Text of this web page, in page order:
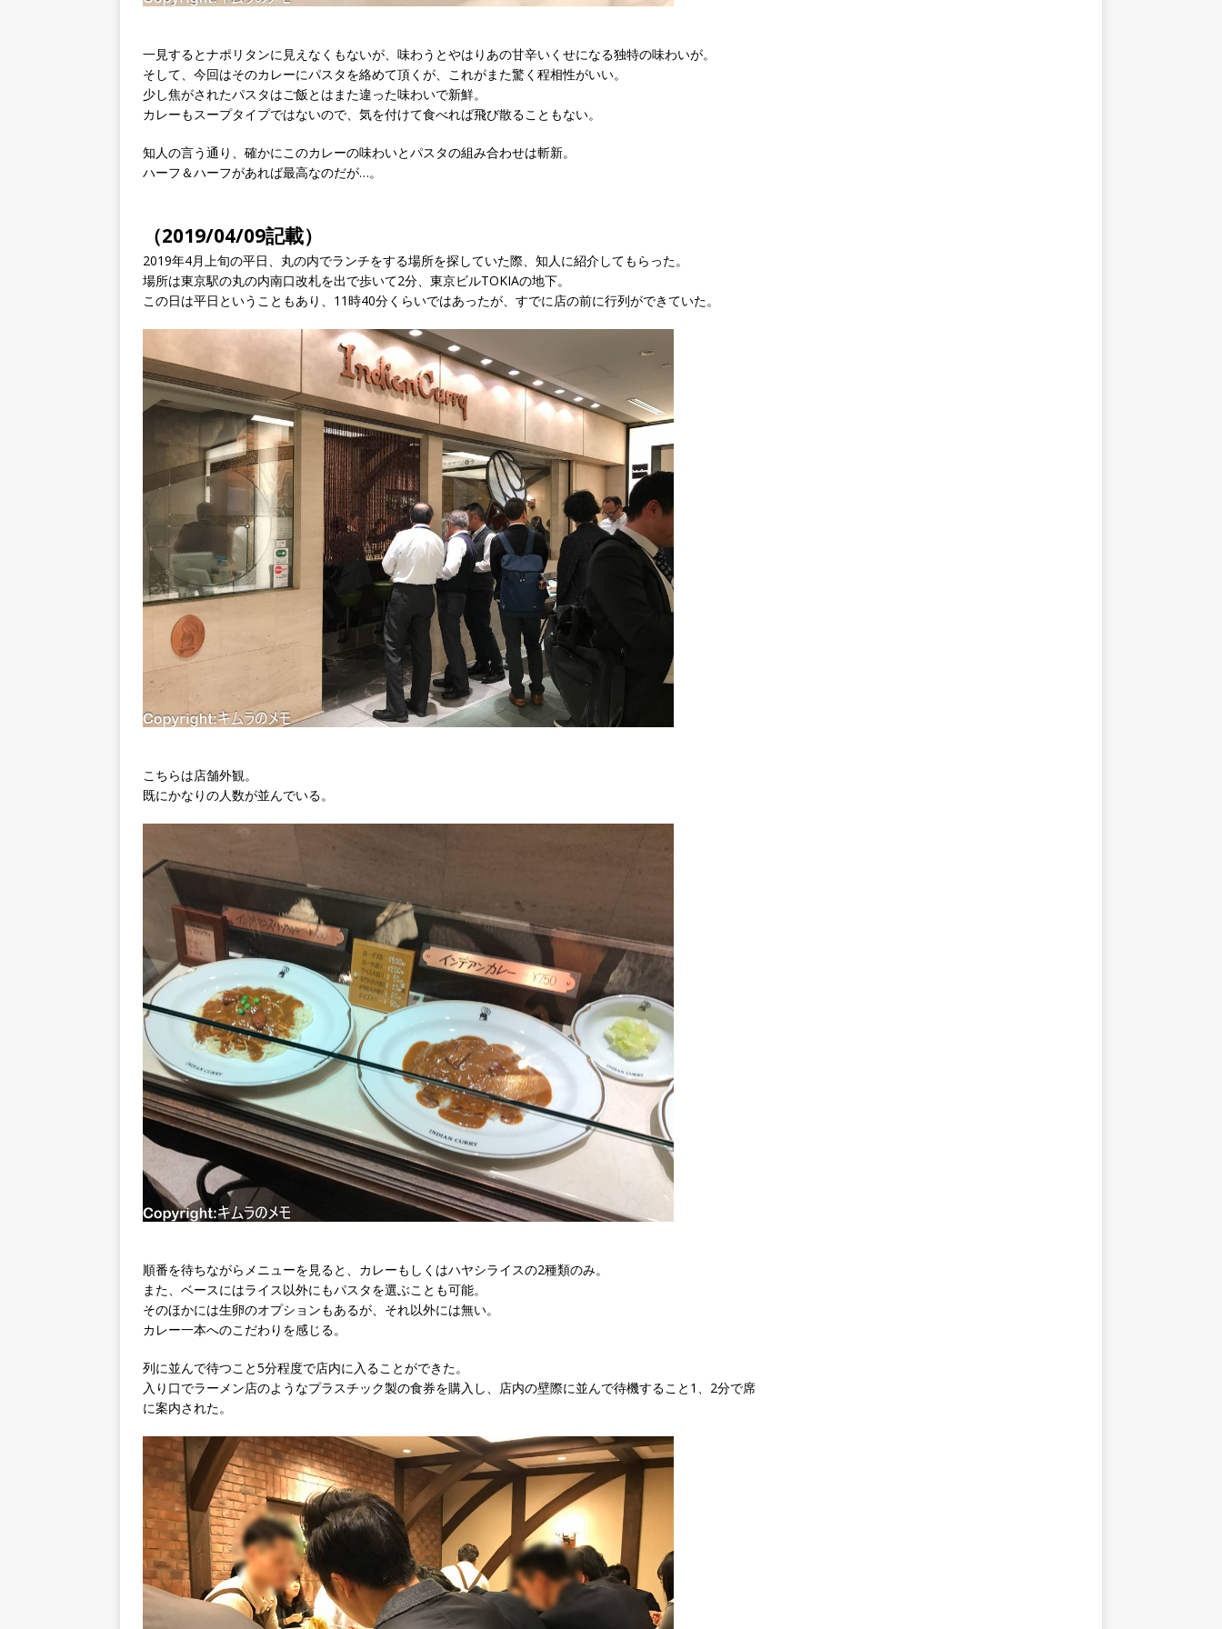
一見するとナポリタンに見えなくもないが、味わうとやはりあの甘辛いくせになる独特の味わいが。
そして、今回はそのカレーにパスタを絡めて頂くが、これがまた驚く程相性がいい。
少し焦がされたパスタはご飯とはまた違った味わいで新鮮。
カレーもスープタイプではないので、気を付けて食べれば飛び散ることもない。
知人の言う通り、確かにこのカレーの味わいとパスタの組み合わせは斬新。
ハーフ＆ハーフがあれば最高なのだが…。
（2019/04/09記載）
2019年4月上旬の平日、丸の内でランチをする場所を探していた際、知人に紹介してもらった。
場所は東京駅の丸の内南口改札を出で歩いて2分、東京ビルTOKIAの地下。
この日は平日ということもあり、11時40分くらいではあったが、すでに店の前に行列ができていた。
こちらは店舗外観。
既にかなりの人数が並んでいる。
順番を待ちながらメニューを見ると、カレーもしくはハヤシライスの2種類のみ。
また、ベースにはライス以外にもパスタを選ぶことも可能。
そのほかには生卵のオプションもあるが、それ以外には無い。
カレー一本へのこだわりを感じる。
列に並んで待つこと5分程度で店内に入ることができた。
入り口でラーメン店のようなプラスチック製の食券を購入し、店内の壁際に並んで待機すること1、2分で席
に案内された。